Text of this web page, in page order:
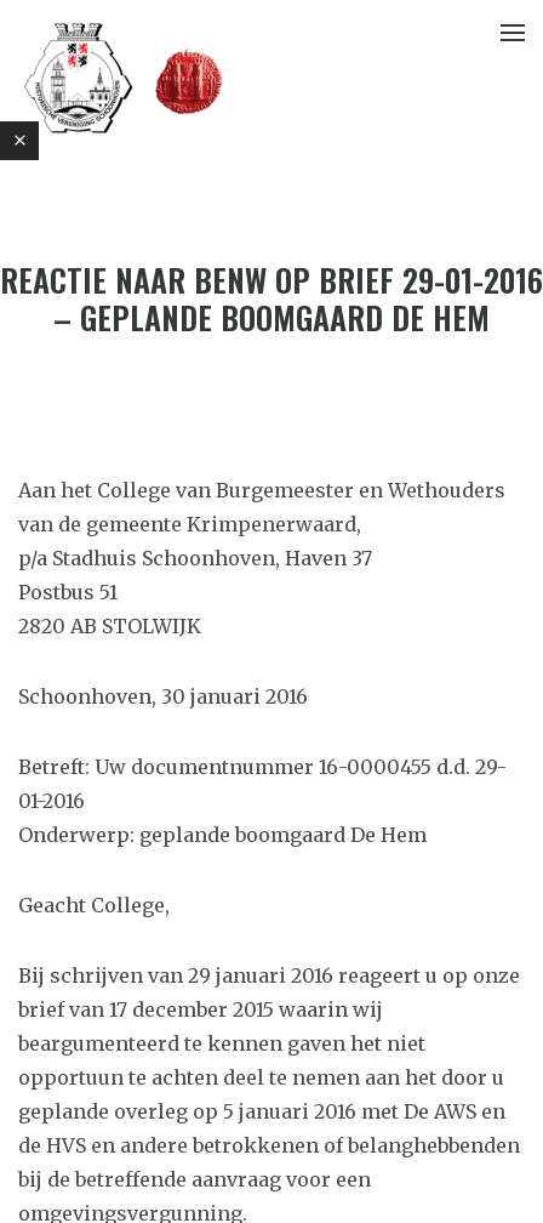
REACTIE NAAR BENW OP BRIEF 29-01-2016
– GEPLANDE BOOMGAARD DE HEM
Aan het College van Burgemeester en Wethouders
van de gemeente Krimpenerwaard,
p/a Stadhuis Schoonhoven, Haven 37
Postbus 51
2820 AB STOLWIJK
Schoonhoven, 30 januari 2016
Betreft: Uw documentnummer 16-0000455 d.d. 29-
01-2016
Onderwerp: geplande boomgaard De Hem
Geacht College,
Bij schrijven van 29 januari 2016 reageert u op onze
brief van 17 december 2015 waarin wij
beargumenteerd te kennen gaven het niet
opportuun te achten deel te nemen aan het door u
geplande overleg op 5 januari 2016 met De AWS en
de HVS en andere betrokkenen of belanghebbenden
bij de betreffende aanvraag voor een
omgevingsvergunning.